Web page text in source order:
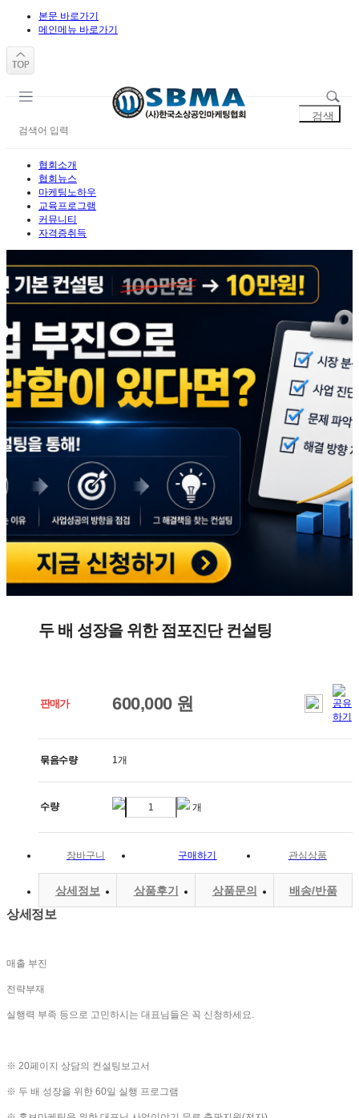
본문 바로가기
메인메뉴 바로가기
협회소개
협회뉴스
마케팅노하우
교육프로그램
커뮤니티
자격증취득
두 배 성장을 위한 점포진단 컨설팅
판매가 600,000 원
묶음수량 1개
수량 개
장바구니 구매하기 관심상품
상세정보 상품후기 상품문의 배송/반품
상세정보
매출 부진
전략부재
실행력 부족 등으로 고민하시는 대표님들은 꼭 신청하세요.
※ 20페이지 상담의 컨설팅보고서
※ 두 배 성장을 위한 60일 실행 프로그램